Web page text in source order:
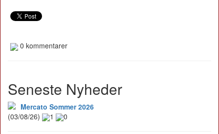
0 kommentarer
Seneste Nyheder
Mercato Sommer 2026
(03/08/26)
1 0